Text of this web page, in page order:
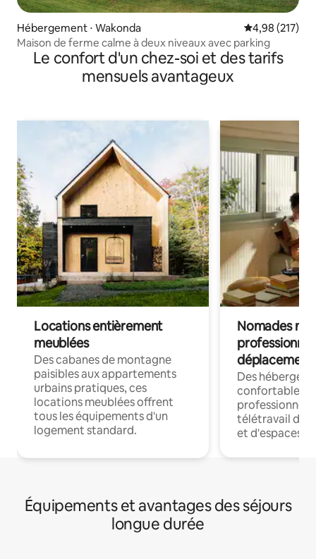
Hébergement ⋅ Wakonda Évaluation
4,98 (217)
Maison de ferme calme à deux niveaux avec parking
Le confort d'un chez-soi et des tarifs
mensuels avantageux
Locations entièrement
meublées
Des cabanes de montagne
paisibles aux appartements
urbains pratiques, ces
locations meublées offrent
tous les équipements d'un
logement standard.
Nomades
déplacement
Des
confortables
professionnels
télétravail
et d'espaces
Équipements et avantages des séjours
longue durée